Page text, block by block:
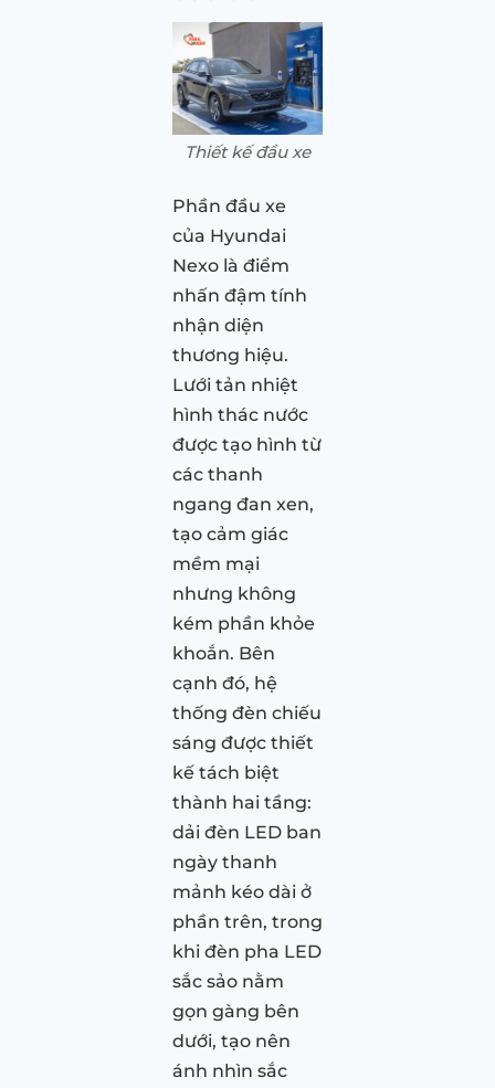
Thiết kế đầu xe
Phần đầu xe
của Hyundai
Nexo là điểm
nhấn đậm tính
nhận diện
thương hiệu.
Lưới tản nhiệt
hình thác nước
được tạo hình từ
các thanh
ngang đan xen,
tạo cảm giác
mềm mại
nhưng không
kém phần khỏe
khoắn. Bên
cạnh đó, hệ
thống đèn chiếu
sáng được thiết
kế tách biệt
thành hai tầng:
dải đèn LED ban
ngày thanh
mảnh kéo dài ở
phần trên, trong
khi đèn pha LED
sắc sảo nằm
gọn gàng bên
dưới, tạo nên
ánh nhìn sắc